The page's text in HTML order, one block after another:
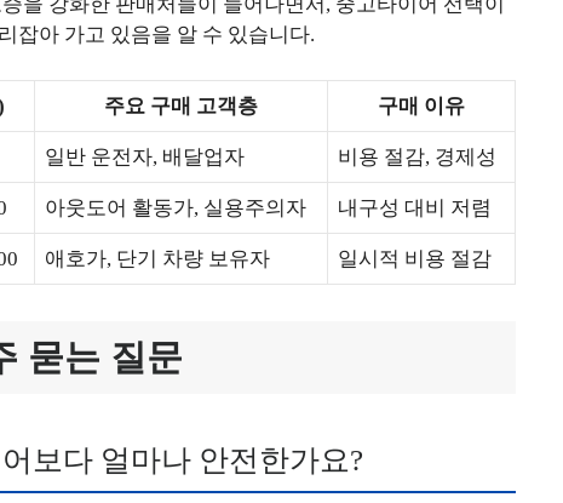
잡아 가고 있음을 알 수 있습니다.
주요 구매 고객층 구매 이유
일반 운전자, 배달업자 비용 절감, 경제성
아웃도어 활동가, 실용주의자 내구성 대비 저렴
애호가, 단기 차량 보유자 일시적 비용 절감
묻는 질문
보다 얼마나 안전한가요?